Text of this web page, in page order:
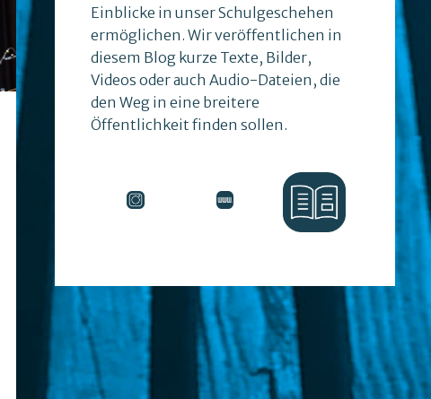
Einblicke in unser Schulgeschehen
ermöglichen. Wir veröffentlichen in
diesem Blog kurze Texte, Bilder,
Videos oder auch Audio-Dateien, die
den Weg in eine breitere
Öffentlichkeit finden sollen.